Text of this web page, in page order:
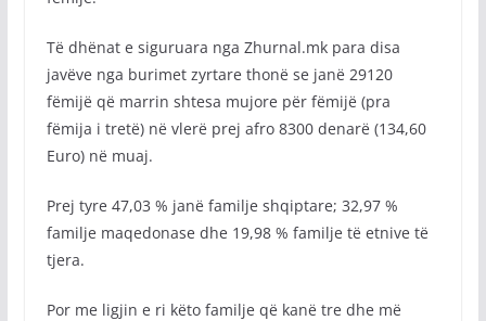
Të dhënat e siguruara nga Zhurnal.mk para disa
javëve nga burimet zyrtare thonë se janë 29120
fëmijë që marrin shtesa mujore për fëmijë (pra
fëmija i tretë) në vlerë prej afro 8300 denarë (134,60
Euro) në muaj.
Prej tyre 47,03 % janë familje shqiptare; 32,97 %
familje maqedonase dhe 19,98 % familje të etnive të
tjera.
Por me ligjin e ri këto familje që kanë tre dhe më